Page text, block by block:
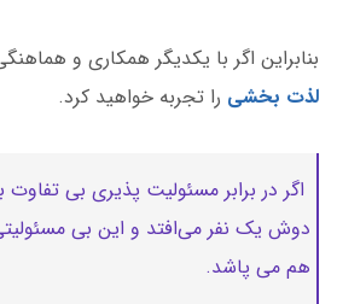
بنابراین اگر با یکدیگر همکاری و
لذت بخشی را تجربه خواهید کرد.
اگر در برابر مسئولیت پذیری بی تفاوت
دوش یک نفر می‌افتد و این بی ‌مسئولیتی
هم می پاشد.